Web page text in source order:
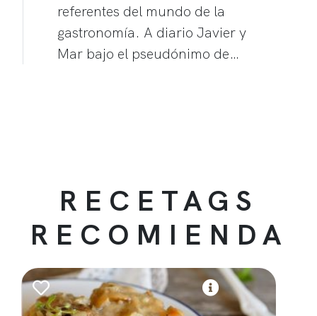
referentes del mundo de la
gastronomía. A diario Javier y
Mar bajo el pseudónimo de…
RECETAGS
RECOMIENDA